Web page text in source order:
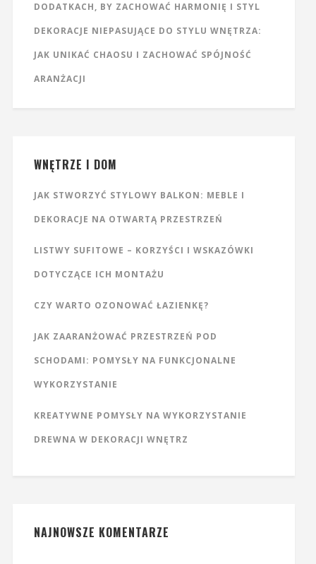
DODATKACH, BY ZACHOWAĆ HARMONIĘ I STYL
DEKORACJE NIEPASUJĄCE DO STYLU WNĘTRZA:
JAK UNIKAĆ CHAOSU I ZACHOWAĆ SPÓJNOŚĆ
ARANŻACJI
WNĘTRZE I DOM
JAK STWORZYĆ STYLOWY BALKON: MEBLE I
DEKORACJE NA OTWARTĄ PRZESTRZEŃ
LISTWY SUFITOWE – KORZYŚCI I WSKAZÓWKI
DOTYCZĄCE ICH MONTAŻU
CZY WARTO OZONOWAĆ ŁAZIENKĘ?
JAK ZAARANŻOWAĆ PRZESTRZEŃ POD
SCHODAMI: POMYSŁY NA FUNKCJONALNE
WYKORZYSTANIE
KREATYWNE POMYSŁY NA WYKORZYSTANIE
DREWNA W DEKORACJI WNĘTRZ
NAJNOWSZE KOMENTARZE